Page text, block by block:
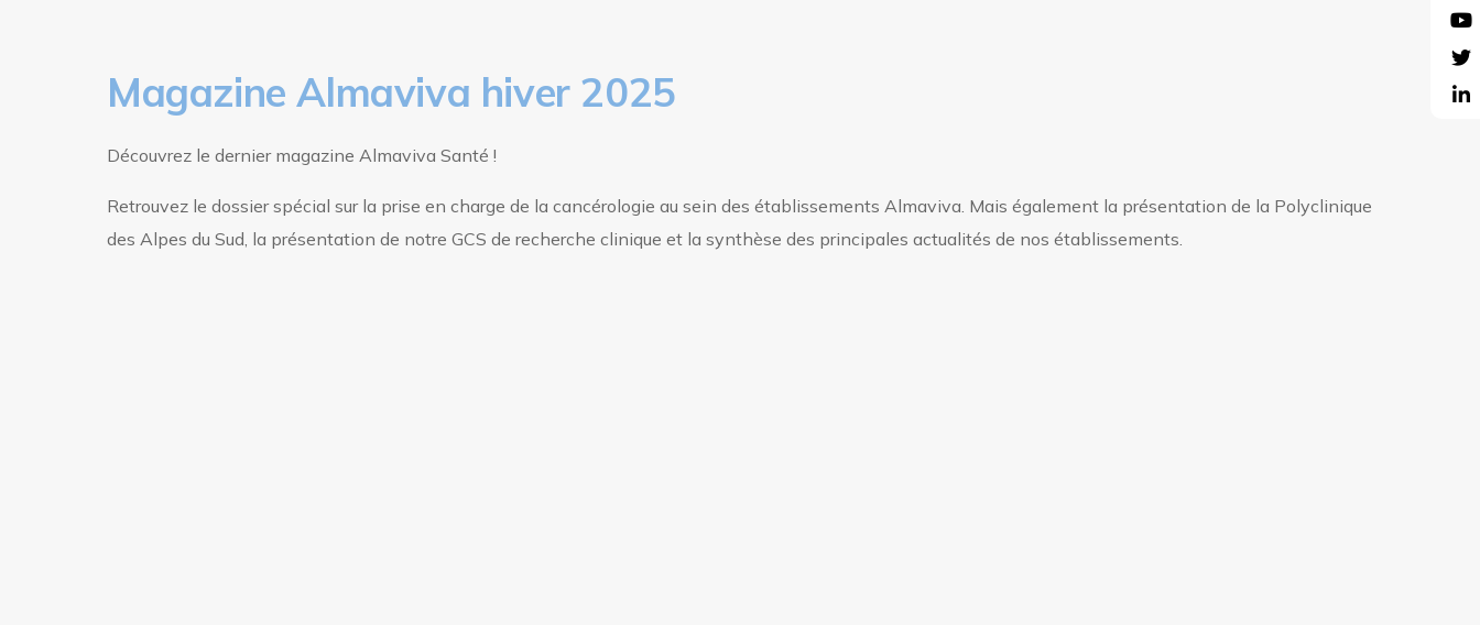
Magazine Almaviva hiver 2025
Découvrez le dernier magazine Almaviva Santé !
Retrouvez le dossier spécial sur la prise en charge de la cancérologie au sein des établissements Almaviva. Mais également la présentation de la Polyclinique
des Alpes du Sud, la présentation de notre GCS de recherche clinique et la synthèse des principales actualités de nos établissements.